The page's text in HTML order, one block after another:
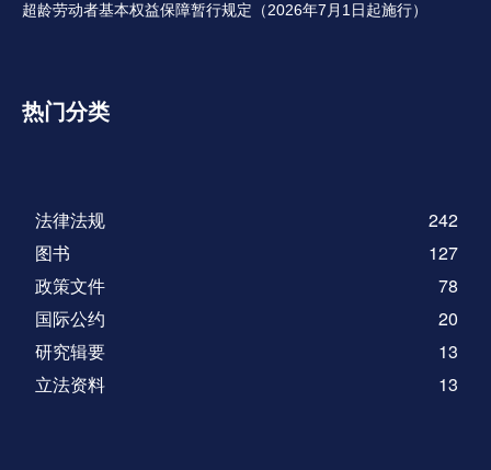
超龄劳动者基本权益保障暂行规定（2026年7月1日起施行）
热门分类
法律法规
242
图书
127
政策文件
78
国际公约
20
研究辑要
13
立法资料
13